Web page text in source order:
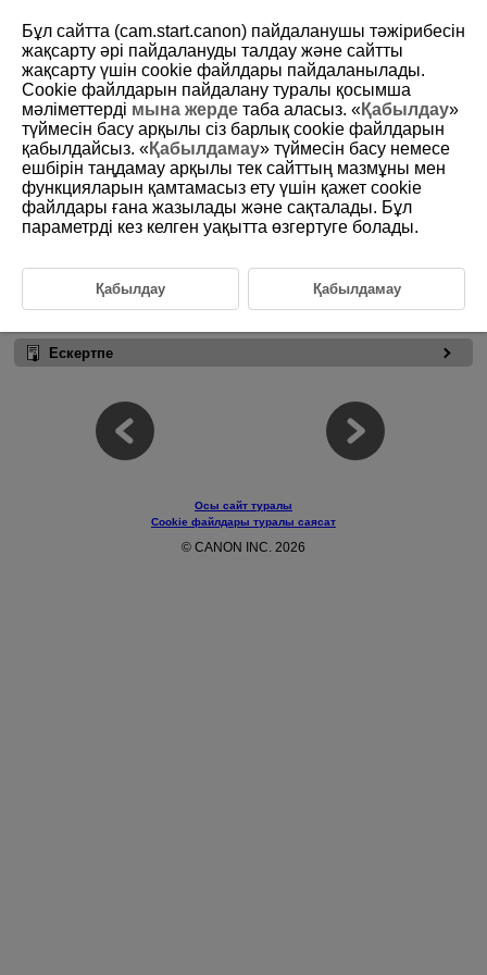
D233-009
DPP бағдарламасын іске қосу
Windows
Жұмыс үстеліндегі [Digital Photo Professional 4 ] белгішесін екі
рет басыңыз.
[Applications/Қолданбалар] қалтасындағы және [Canon
Utilities/Canon утилиталары
] қалтасындағы [Canon
Utilities/Canon утилиталары
] қалтасын ашып, [
Digital Photo
Ескертпе
Осы сайт туралы
Cookie файлдары туралы саясат
© CANON INC. 2026
Бұл сайтта (cam.start.canon) пайдаланушы тәжірибесін
жақсарту әрі пайдалануды талдау және сайтты
жақсарту үшін сookie файлдары пайдаланылады.
Cookie файлдарын пайдалану туралы қосымша
мәліметтерді мына жерде таба аласыз. «Қабылдау»
түймесін басу арқылы сіз барлық cookie файлдарын
қабылдайсыз. «Қабылдамау» түймесін басу немесе
ешбірін таңдамау арқылы тек сайттың мазмұны мен
функцияларын қамтамасыз ету үшін қажет cookie
файлдары ғана жазылады және сақталады. Бұл
параметрді кез келген уақытта өзгертуге болады.
Қабылдау Қабылдамау